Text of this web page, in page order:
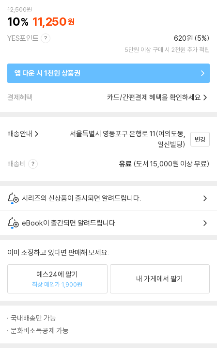
12,500원
10 11,250
YES포인트 620원 (5%)
5만원 이상 구매 시 2천원 추가 적립
앱 다운 시 1천원 상품권
결제혜택 카드/간편결제 혜택을 확인하세요
배송안내
서울특별시 영등포구 은행로 11(여의도동,
일신빌딩)
변경
배송비 유료 (도서 15,000원 이상 무료)
시리즈의 신상품이 출시되면 알려드립니다.
eBook이 출간되면 알려드립니다.
이미 소장하고 있다면 판매해 보세요.
예스24에 팔기
최상 매입가 1,900원
내 가게에서 팔기
국내배송만 가능
문화비소득공제 가능